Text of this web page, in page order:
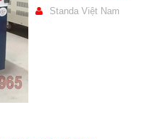
Standa Việt Nam